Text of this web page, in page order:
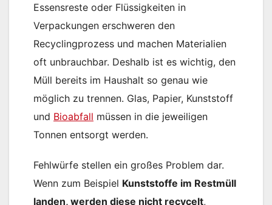
Essensreste oder Flüssigkeiten in
Verpackungen erschweren den
Recyclingprozess und machen Materialien
oft unbrauchbar​. Deshalb ist es wichtig, den
Müll bereits im Haushalt so genau wie
möglich zu trennen. Glas, Papier, Kunststoff
und Bioabfall müssen in die jeweiligen
Tonnen entsorgt werden​.
Fehlwürfe stellen ein großes Problem dar.
Wenn zum Beispiel Kunststoffe im Restmüll
landen, werden diese nicht recycelt,